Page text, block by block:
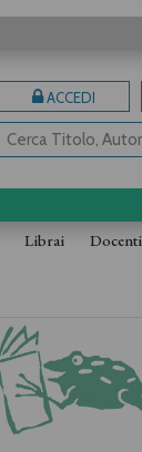
ACCEDI
Librai Docenti